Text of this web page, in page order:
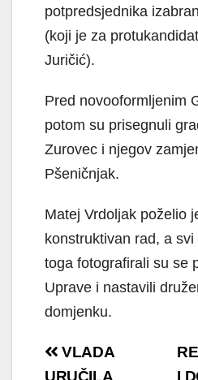
potpredsjednika
(koji je za
Juričić).
Pred novooformljenim
potom su prisegnuli
Zurovec i njegov
Pšeničnjak.
Matej Vrdoljak poželio
konstruktivan rad, a
toga fotografirali su se
Uprave i nastavili
domjenku.
Navigacija
I
VLADA
URUČILA